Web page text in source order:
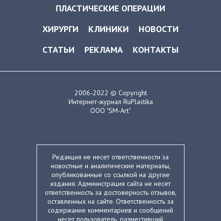
ПЛАСТИЧЕСКИЕ ОПЕРАЦИИ
ХИРУРГИ
КЛИНИКИ
НОВОСТИ
СТАТЬИ
РЕКЛАМА КОНТАКТЫ
2006-2022 © Copyright
Интернет-журнал RuPlastika
ООО "SM-Art"
Редакция не несет ответственности за
новостные и аналитические материалы,
опубликованные со ссылкой на другие
издания. Администрация сайта не несет
ответственность за достоверность отзывов,
оставленных на сайте. Ответственность за
содержание комментариев и сообщений
несет пользователь, разместивший